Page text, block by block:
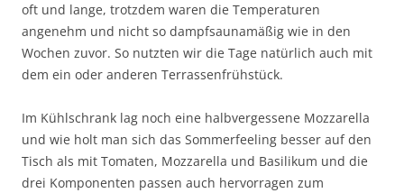
oft und lange, trotzdem waren die Temperaturen
angenehm und nicht so dampfsaunamäßig wie in den
Wochen zuvor. So nutzten wir die Tage natürlich auch mit
dem ein oder anderen Terrassenfrühstück.
Im Kühlschrank lag noch eine halbvergessene Mozzarella
und wie holt man sich das Sommerfeeling besser auf den
Tisch als mit Tomaten, Mozzarella und Basilikum und die
drei Komponenten passen auch hervorragen zum